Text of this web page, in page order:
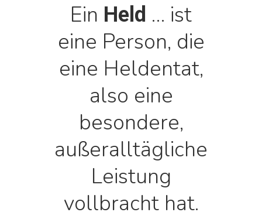
Ein Held … ist
eine Person, die
eine Heldentat,
also eine
besondere,
außeralltägliche
Leistung
vollbracht hat.